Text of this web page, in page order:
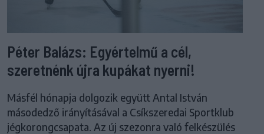
Péter Balázs: Egyértelmű a cél,
szeretnénk újra kupákat nyerni!
Másfél hónapja dolgozik együtt Antal István
másodedző irányításával a Csíkszeredai Sportklub
jégkorongcsapata. Az új szezonra való felkészülés